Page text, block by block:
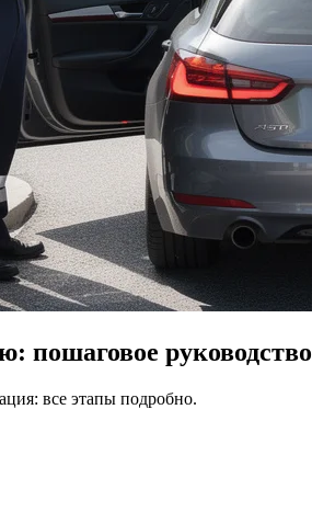
пошаговое руководство
все этапы подробно.